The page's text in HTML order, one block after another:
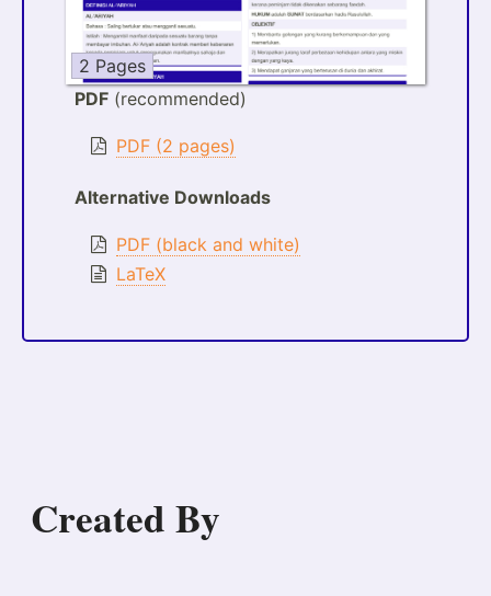
2 Pages
PDF (recommended)
PDF (2 pages)
Alternative Downloads
PDF (black and white)
LaTeX
Created By